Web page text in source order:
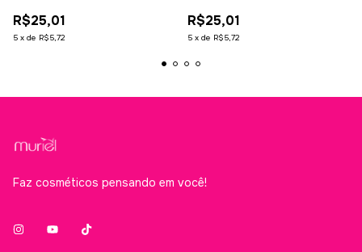
R$25,01
5 x de R$5,72
R$25,01
5 x de R$5,72
Faz cosméticos pensando em você!